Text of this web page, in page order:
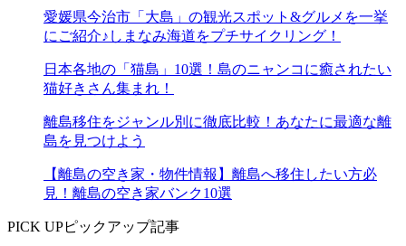
愛媛県今治市「大島」の観光スポット&グルメを一挙
にご紹介♪しまなみ海道をプチサイクリング！
日本各地の「猫島」10選！島のニャンコに癒されたい
猫好きさん集まれ！
離島移住をジャンル別に徹底比較！あなたに最適な離
島を見つけよう
【離島の空き家・物件情報】離島へ移住したい方必
見！離島の空き家バンク10選
PICK UPピックアップ記事